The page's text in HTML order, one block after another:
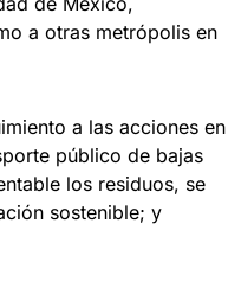
a otras metrópolis en
a las acciones en
público de bajas
los residuos, se
sostenible; y